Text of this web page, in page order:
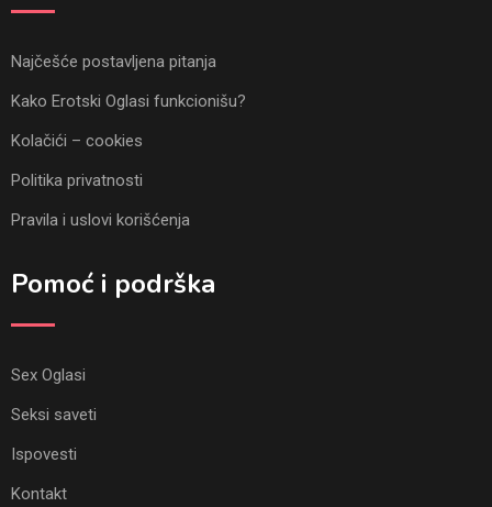
Najčešće postavljena pitanja
Kako Erotski Oglasi funkcionišu?
Kolačići – cookies
Politika privatnosti
Pravila i uslovi korišćenja
Pomoć i podrška
Sex Oglasi
Seksi saveti
Ispovesti
Kontakt